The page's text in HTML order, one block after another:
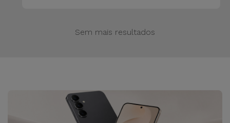
Sem mais resultados